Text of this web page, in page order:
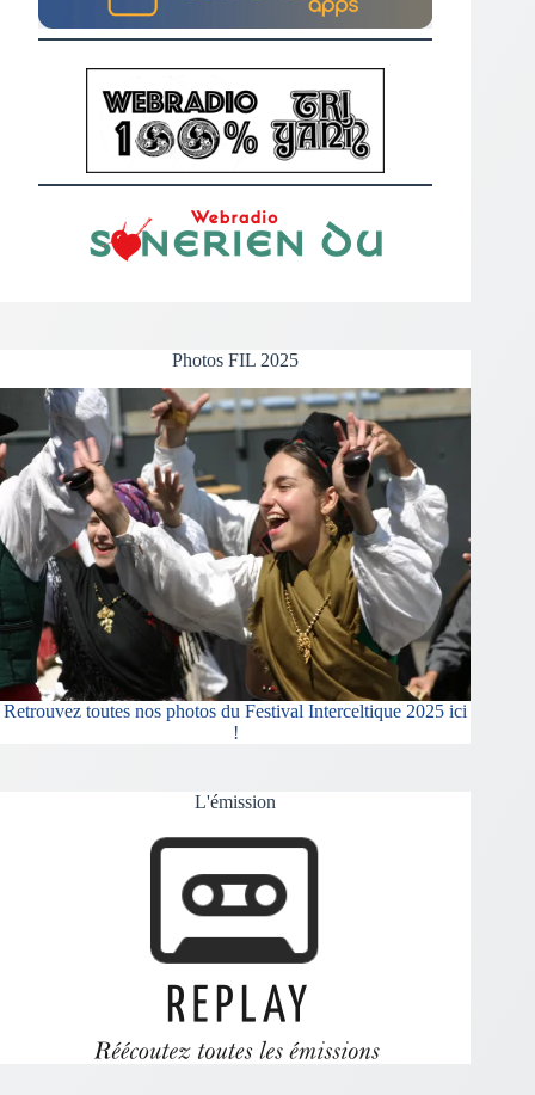
Photos FIL 2025
Retrouvez toutes nos photos du Festival Interceltique 2025 ici
!
L'émission